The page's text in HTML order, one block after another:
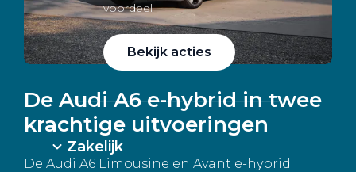
voordeel
Bekijk acties
Zakelijk
De Audi A6 e-hybrid in twee
krachtige uitvoeringen
De Audi A6 Limousine en Avant e-hybrid